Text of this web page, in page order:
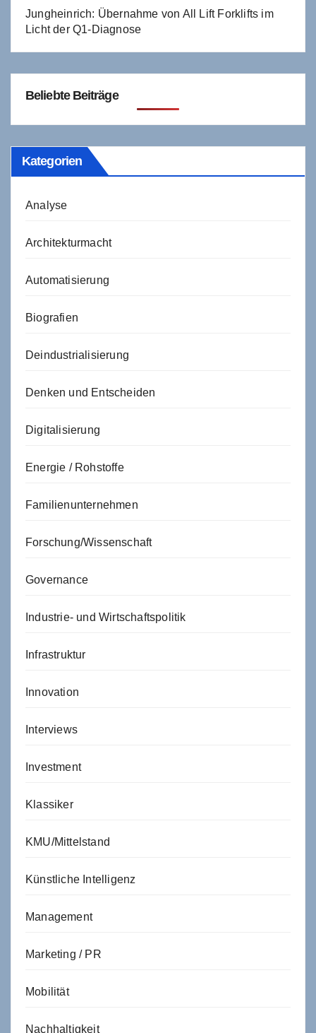
Jungheinrich: Übernahme von All Lift Forklifts im
Licht der Q1-Diagnose
Beliebte Beiträge
Kategorien
Analyse
Architekturmacht
Automatisierung
Biografien
Deindustrialisierung
Denken und Entscheiden
Digitalisierung
Energie / Rohstoffe
Familienunternehmen
Forschung/Wissenschaft
Governance
Industrie- und Wirtschaftspolitik
Infrastruktur
Innovation
Interviews
Investment
Klassiker
KMU/Mittelstand
Künstliche Intelligenz
Management
Marketing / PR
Mobilität
Nachhaltigkeit